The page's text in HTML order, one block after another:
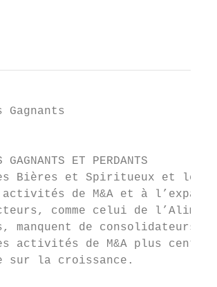
Gagnants
GAGNANTS ET PERDANTS
Bières et Spiritueux et le
de M&A et à
comme celui de
manquent de consolidateurs
activités de M&A plus
sur la croissance.